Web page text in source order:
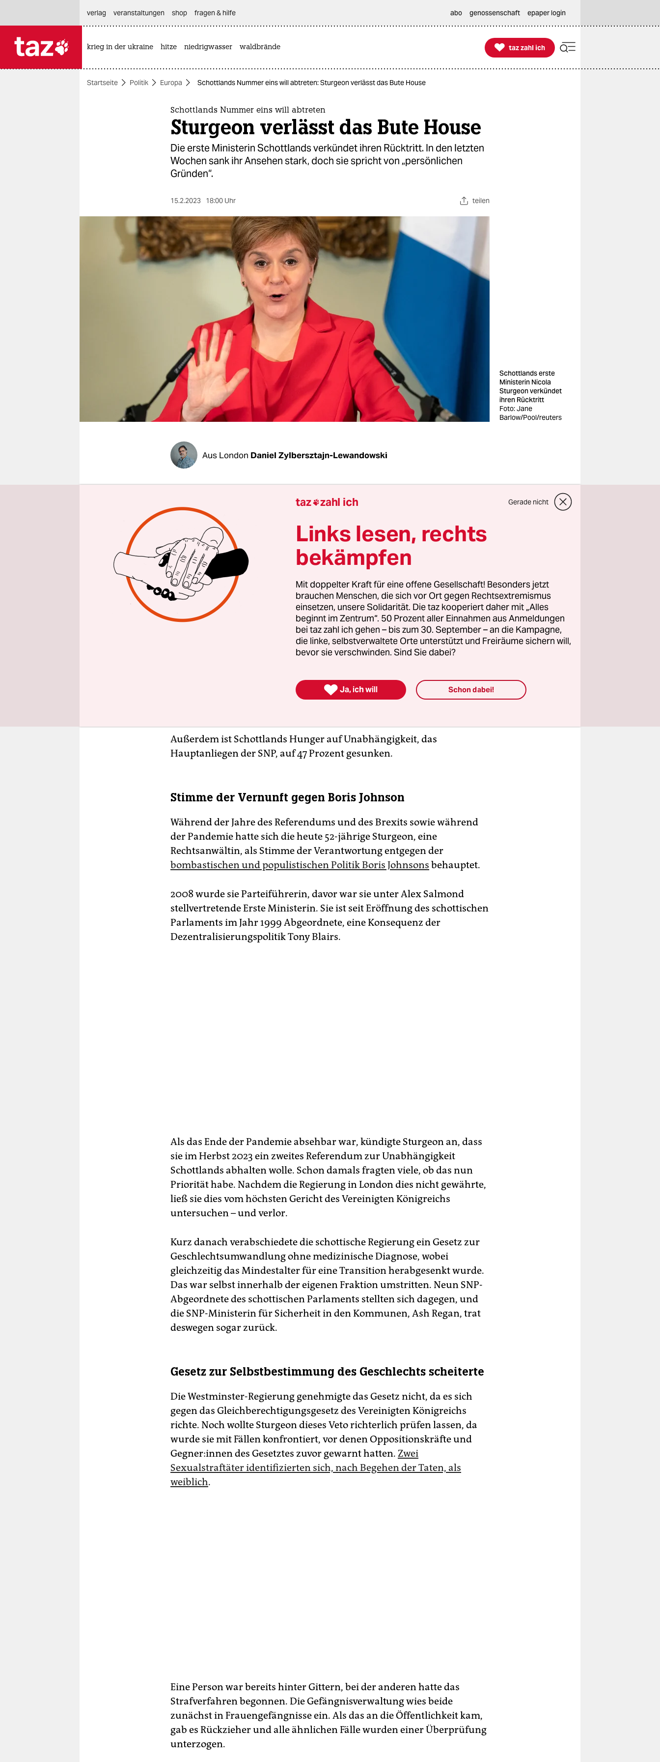
themen
wahrheit
genossenschaft
verlag
veranstaltungen shop fragen & hilfe abo genossenschaft epaper login
krieg in der ukraine hitze niedrigwasser waldbrände 
taz zahl ich
taz zahl ich
Startseite Politik Europa Schottlands Nummer eins will abtreten: Sturgeon verlässt das Bute House
Schottlands Nummer eins will abtreten
Sturgeon verlässt das Bute House
Die erste Ministerin Schottlands verkündet ihren Rücktritt. In den letzten
Wochen sank ihr Ansehen stark, doch sie spricht von „persönlichen
Gründen“.
15.2.2023 18:00 Uhr teilen
Schottlands erste
Ministerin Nicola
Sturgeon verkündet
ihren Rücktritt
Foto: Jane
Barlow/Pool/reuters
Aus London Daniel Zylbersztajn-Lewandowski
Nicola Sturgeon, Schottlands Erste Ministerin, hat am
Mittwochmorgen ihren Rücktritt angekündigt. Die Parteiführerin der
schottischen Nationalpartei (SNP) will nach einem Auswahlverfahren
zu ihrer Nachfolge das Amt abtreten.
Dahinter steckten, so Sturgeon in einer Pressekonferenz, persönliche
Gründe. Es sei die richtige Entscheidung – in ihrem Kopf und Herzen,
sagte sie in ihrer Rede in ihrem Amtssitz Bute House. Das Amt hätte
immense Opfer von ihr verlangt, und sie hätte seit Längerem darüber
nachgedacht.
Inwiefern man ihr das glauben kann, ist fraglich, denn Sturgeons
Umfrage des Meinungsforschungsinstituts YouGov für dieSunday
gab am Anfang des Monats an, dass ihr Ansehen seit Oktober
Außerdem ist Schottlands Hunger auf Unabhängigkeit, das
Hauptanliegen der SNP, auf 47 Prozent gesunken.
Stimme der Vernunft gegen Boris Johnson
Während der Jahre des Referendums und des Brexits sowie während
der Pandemie hatte sich die heute 52-jährige Sturgeon, eine
Rechtsanwältin, als Stimme der Verantwortung entgegen der
bombastischen und populistischen Politik Boris Johnsons behauptet.
2008 wurde sie Parteiführerin, davor war sie unter Alex Salmond
stellvertretende Erste Ministerin. Sie ist seit Eröffnung des schottischen
Parlaments im Jahr 1999 Abgeordnete, eine Konsequenz der
Dezentralisierungspolitik Tony Blairs.
Als das Ende der Pandemie absehbar war, kündigte Sturgeon an, dass
sie im Herbst 2023 ein zweites Referendum zur Unabhängigkeit
Schottlands abhalten wolle. Schon damals fragten viele, ob das nun
Priorität habe. Nachdem die Regierung in London dies nicht gewährte,
ließ sie dies vom höchsten Gericht des Vereinigten Königreichs
untersuchen – und verlor.
Kurz danach verabschiedete die schottische Regierung ein Gesetz zur
Geschlechtsumwandlung ohne medizinische Diagnose, wobei
gleichzeitig das Mindestalter für eine Transition herabgesenkt wurde.
Das war selbst innerhalb der eigenen Fraktion umstritten. Neun SNP-
Abgeordnete des schottischen Parlaments stellten sich dagegen, und
die SNP-Ministerin für Sicherheit in den Kommunen, Ash Regan, trat
deswegen sogar zurück.
Gesetz zur Selbstbestimmung des Geschlechts scheiterte
Die Westminster-Regierung genehmigte das Gesetz nicht, da es sich
gegen das Gleichberechtigungsgesetz des Vereinigten Königreichs
richte. Noch wollte Sturgeon dieses Veto richterlich prüfen lassen, da
wurde sie mit Fällen konfrontiert, vor denen Oppositionskräfte und
Geg­ne­r:in­nen des Gesetztes zuvor gewarnt hatten. Zwei
Sexualstraftäter identifizierten sich, nach Begehen der Taten, als
weiblich.
Eine Person war bereits hinter Gittern, bei der anderen hatte das
Strafverfahren begonnen. Die Gefängnisverwaltung wies beide
zunächst in Frauengefängnisse ein. Als das an die Öffentlichkeit kam,
gab es Rückzieher und alle ähnlichen Fälle wurden einer Überprüfung
unterzogen.
taz zahl ich Gerade nicht
Links lesen, rechts
bekämpfen
Mit doppelter Kraft für eine offene Gesellschaft! Besonders jetzt
brauchen Menschen, die sich vor Ort gegen Rechtsextremismus
einsetzen, unsere Solidarität. Die taz kooperiert daher mit „Alles
beginnt im Zentrum“. 50 Prozent aller Einnahmen aus Anmeldungen
bei taz zahl ich gehen – bis zum 30. September – an die Kampagne,
die linke, selbstverwaltete Orte unterstützt und Freiräume sichern will,
bevor sie verschwinden. Sind Sie dabei?
 Ja, ich will Schon dabei!